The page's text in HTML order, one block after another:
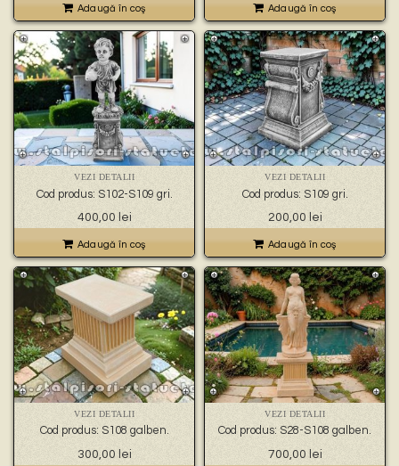
Adaugă în coş Adaugă în coş
VEZI DETALII
Cod produs: S102-S109 gri.
400,00 lei
Adaugă în coş
VEZI DETALII
Cod produs: S109 gri.
200,00 lei
Adaugă în coş
VEZI DETALII
Cod produs: S108 galben.
300,00 lei
VEZI DETALII
Cod produs: S28-S108 galben.
700,00 lei